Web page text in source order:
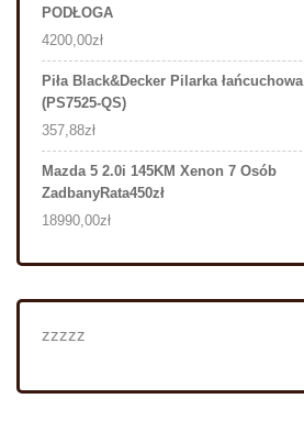
PODŁOGA
4200,00zł
Piła Black&Decker Pilarka łańcuchowa
(PS7525-QS)
357,88zł
Mazda 5 2.0i 145KM Xenon 7 Osób
ZadbanyRata450zł
18990,00zł
zzzzz